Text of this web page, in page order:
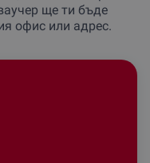
ще ти бъде
офис или адрес.